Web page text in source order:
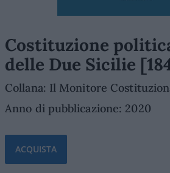
Costituzione
delle Due Sicilie
Collana: Il Monitore
Anno di pubblicazione: 2020
ACQUISTA